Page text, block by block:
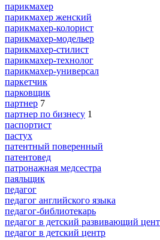
парикмахер
парикмахер женский
парикмахер-колорист
парикмахер-модельер
парикмахер-стилист
парикмахер-технолог
парикмахер-универсал
паркетчик
парковщик
партнер 7
партнер по бизнесу 1
паспортист
пастух
патентный поверенный
патентовед
патронажная медсестра
паяльщик
педагог
педагог английского языка
педагог-библиотекарь
педагог в детский развивающий
педагог в детский центр